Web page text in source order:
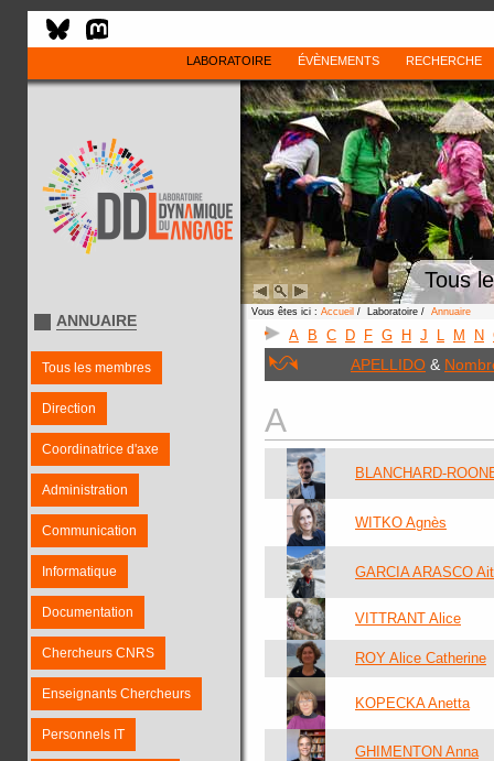
LABORATOIRE ÉVÈNEMENTS RECHERCHE
Tous
ANNUAIRE
Tous les membres
Direction
Coordinatrice d'axe
Administration
Communication
Informatique
Documentation
Chercheurs CNRS
Enseignants Chercheurs
Personnels IT
Vous êtes ici : Accueil / Laboratoire / Annuaire
A B C D F G H J L M N
APELLIDO &
A
BLANCHARD-
WITKO Agnès
GARCIA ARASCO
VITTRANT Alice
ROY Alice Catherine
KOPECKA Anetta
GHIMENTON Anna